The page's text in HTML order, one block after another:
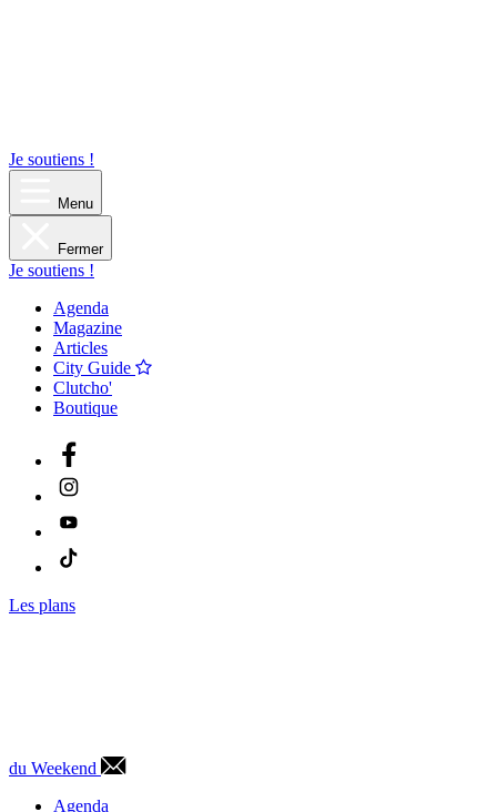
Je soutiens !
Menu
Fermer
Je soutiens !
Agenda
Magazine
Articles
City Guide
Clutcho'
Boutique
Les plans
du Weekend
Agenda